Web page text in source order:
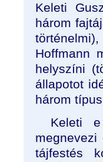
Keleti
három
Hoffmann
helyszíni
állapotot
három
Keleti
tájfestés